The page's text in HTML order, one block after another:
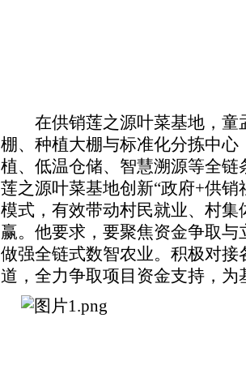
在供销莲之源叶菜基地，童
棚、种植大棚与标准化分拣中
植、低温仓储、智慧溯源等全
莲之源叶菜基地创新“政府+供
模式，有效带动村民就业、村
赢。他要求，要聚焦资金争取
做强全链式数智农业。积极对
道，全力争取项目资金支持，